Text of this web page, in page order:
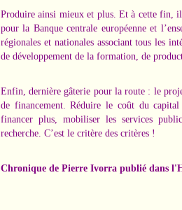
Produire ainsi mieux et plus. Et à cette fin,
pour la Banque centrale européenne et
régionales et nationales associant tous les
de développement de la formation, de
Enfin, dernière gâterie pour la route : le
de financement. Réduire le coût du
financer plus, mobiliser les services
recherche. C’est le critère des critères !
Chronique de Pierre Ivorra publié dans